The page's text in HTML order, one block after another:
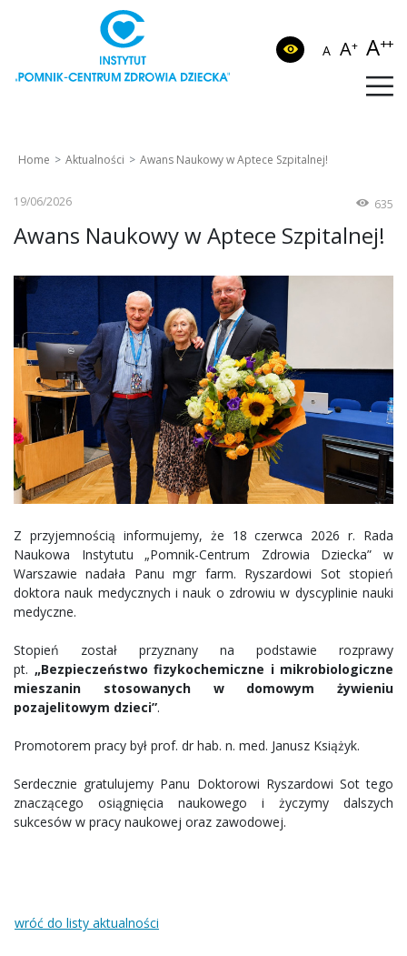
A A+ A++
Home Aktualności Awans Naukowy w Aptece Szpitalnej!
19/06/2026 635
Awans Naukowy w Aptece Szpitalnej!
Z przyjemnością informujemy, że 18 czerwca 2026 r. Rada
Naukowa Instytutu „Pomnik-Centrum Zdrowia Dziecka” w
Warszawie nadała Panu mgr farm. Ryszardowi Sot stopień
doktora nauk medycznych i nauk o zdrowiu w dyscyplinie nauki
medyczne.
Stopień został przyznany na podstawie rozprawy
pt. „Bezpieczeństwo fizykochemiczne i mikrobiologiczne
mieszanin stosowanych w domowym żywieniu
pozajelitowym dzieci”.
Promotorem pracy był prof. dr hab. n. med. Janusz Książyk.
Serdecznie gratulujemy Panu Doktorowi Ryszardowi Sot tego
znaczącego osiągnięcia naukowego i życzymy dalszych
sukcesów w pracy naukowej oraz zawodowej.
wróć do listy aktualności